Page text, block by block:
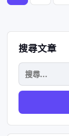
分
搜尋文章
搜
尋
關